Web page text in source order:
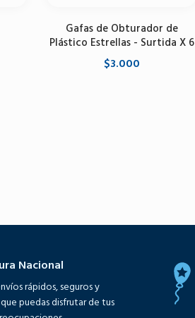
Gafas de Obturador de
Plástico Estrellas - Surtida X 6
$3.000
Nacional
rápidos, seguros y
puedas disfrutar de tus